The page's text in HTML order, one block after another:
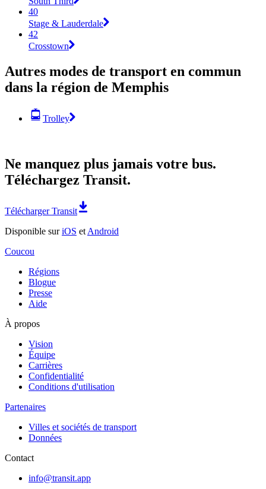
40
Stage & Lauderdale
42
Crosstown
Autres modes de transport en commun
dans la région de Memphis
Trolley
Ne manquez plus jamais votre bus.
Téléchargez Transit.
Télécharger Transit
Disponible suriOS et Android
Coucou
Régions
Blogue
Presse
Aide
À propos
Vision
Équipe
Carrières
Confidentialité
Conditions d'utilisation
Partenaires
Villes et sociétés de transport
Données
Contact
info@transit.app